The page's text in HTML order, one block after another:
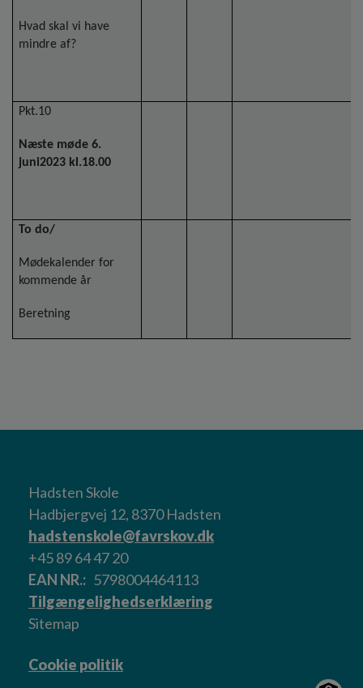
Hvad skal vi have
mindre af?
Pkt.10
Næste møde 6.
juni2023 kl.18.00
To do/
Mødekalender for
kommende år
Beretning
Hadsten Skole
Hadbjergvej 12, 8370 Hadsten
hadstenskole@favrskov.dk
+45 89 64 47 20
EAN NR.
5798004464113
Tilgængelighedserklæring
Sitemap
Cookie politik